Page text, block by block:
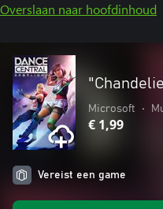
Overslaan naar hoofdinhoud
Microsoft •
€ 1,99
Vereist een game